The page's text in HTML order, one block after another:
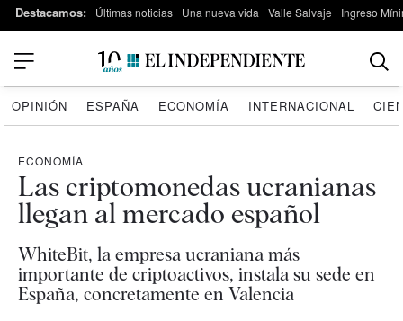
Destacamos: Últimas noticias Una nueva vida Valle Salvaje Ingreso
OPINIÓN ESPAÑA ECONOMÍA INTERNACIONAL
ECONOMÍA
Las criptomonedas ucranianas
llegan al mercado español
WhiteBit, la empresa ucraniana más
importante de criptoactivos, instala su sede en
España, concretamente en Valencia